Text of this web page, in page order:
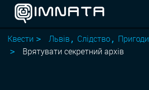
Квести Львів Слідство Пригоди
Врятувати секретний архів